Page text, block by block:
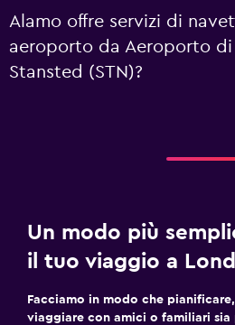
Alamo offre servizi di
aeroporto da Aeroporto di
Stansted (STN)?
Un modo più
il tuo viaggio a
Facciamo in modo che
viaggiare con amici o familiari sia